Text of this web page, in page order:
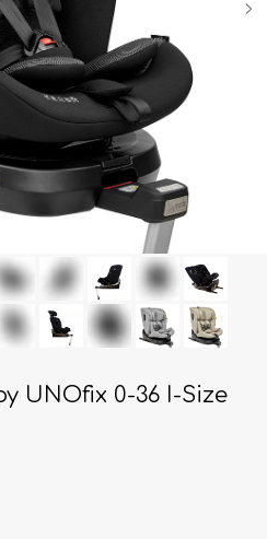
UNOfix 0-36 I-Size